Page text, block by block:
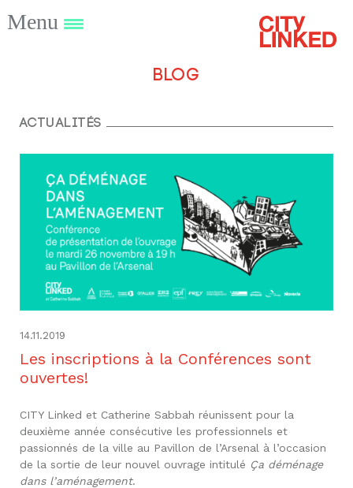
Blog
Actualités
14.11.2019
Les inscriptions à la Conférences sont
ouvertes!
CITY Linked et Catherine Sabbah réunissent pour la
deuxième année consécutive les professionnels et
passionnés de la ville au Pavillon de l’Arsenal à l’occasion
de la sortie de leur nouvel ouvrage intitulé Ça déménage
dans l’aménagement.
Menu